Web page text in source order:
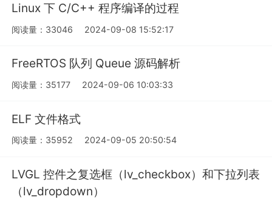
Linux 下 C/C++ 程序编译的过程
阅读量：33046 2024-09-08 15:52:17
FreeRTOS 队列 Queue 源码解析
阅读量：35177 2024-09-06 10:03:33
ELF 文件格式
阅读量：35952 2024-09-05 20:50:54
LVGL 控件之复选框（lv_checkbox）和下拉列表
（lv_dropdown）